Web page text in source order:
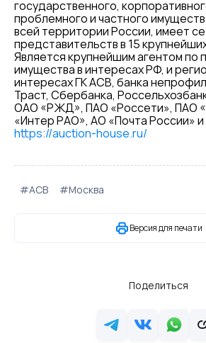
государственного,
проблемного и частного
всей территории России, имеет
представительств в 15
Является крупнейшим агентом по
имущества в интересах РФ, и
интересах ГК АСВ, банка
Траст, Сбербанка,
ОАО «РЖД», ПАО «Россети», ПАО
«Интер РАО», АО «Почта России»
https://auction-house.ru/
#АСВ #Москва
Версия для печати
Поделиться